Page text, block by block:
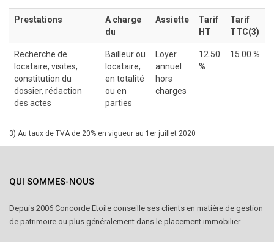
Prestations
A charge
du
Assiette
Tarif
HT
Tarif
TTC(3)
Recherche de
locataire, visites,
constitution du
dossier, rédaction
des actes
Bailleur ou
locataire,
en totalité
ou en
parties
Loyer
annuel
hors
charges
12.50
%
15.00.%
3) Au taux de TVA de 20% en vigueur au 1er juillet 2020
QUI SOMMES-NOUS
Depuis 2006 Concorde Etoile conseille ses clients en matière de gestion
de patrimoire ou plus généralement dans le placement immobilier.